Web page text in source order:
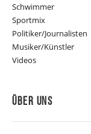
Schwimmer
Sportmix
Politiker/Journalisten
Musiker/Künstler
Videos
Über Uns